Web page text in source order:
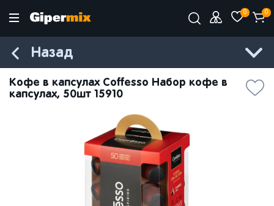
0 0
Назад
Кофе в капсулах Coffesso Набор кофе в
капсулах, 50шт 15910